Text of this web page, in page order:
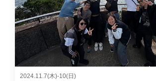
2024.11.7(木)-10(日)